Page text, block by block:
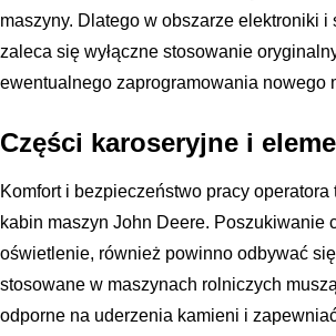
maszyny. Dlatego w obszarze elektroniki
zaleca się wyłączne stosowanie
ewentualnego zaprogramowania nowego
Części karoseryjne i
Komfort i bezpieczeństwo pracy
kabin maszyn John Deere. Poszukiwanie
oświetlenie, również powinno odbywać
stosowane w maszynach rolniczych
odporne na uderzenia kamieni i